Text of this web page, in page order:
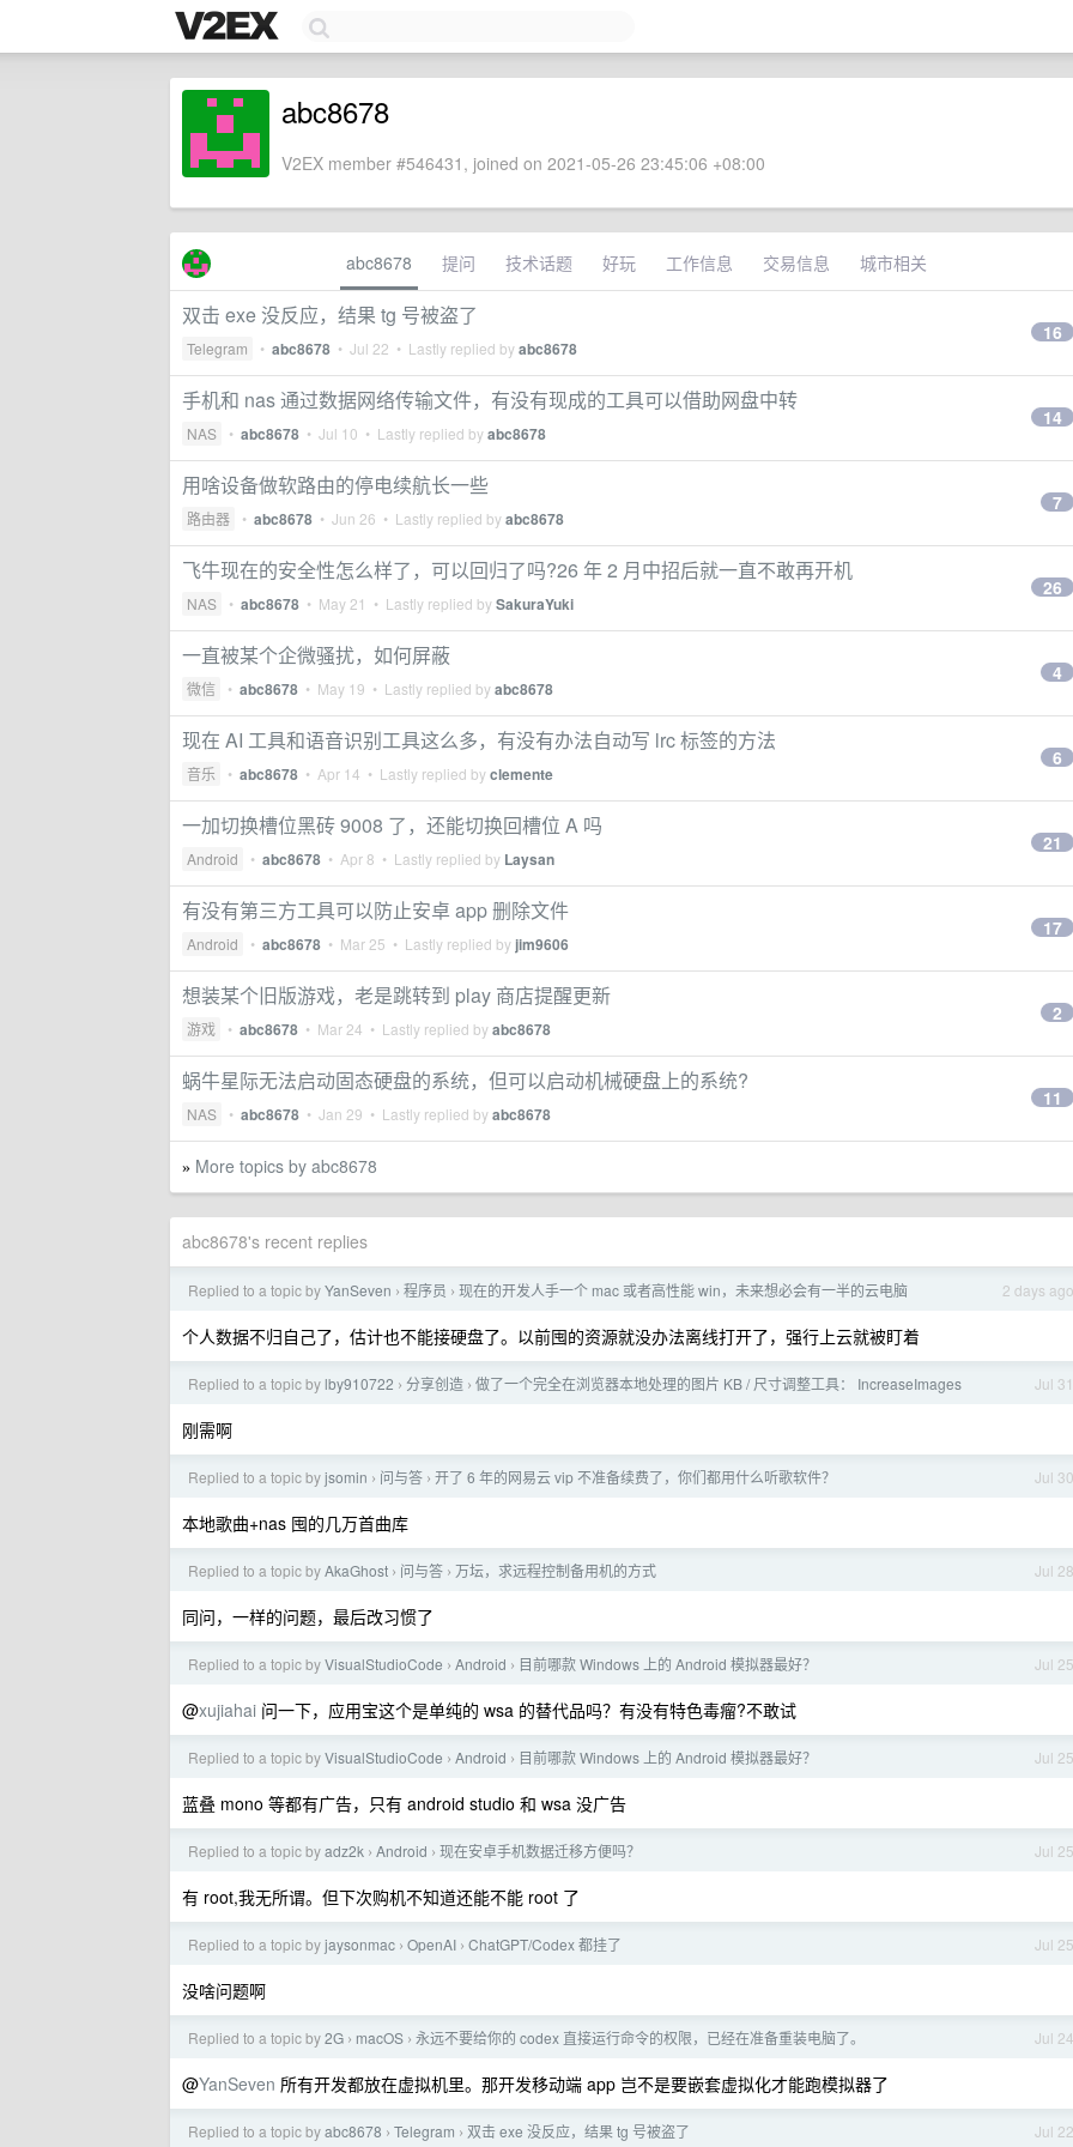
abc8678
V2EX member #546431, joined on 2021-05-26 23:45:06 +08:00
abc8678 提问 技术话题 好玩 工作信息 交易信息 城市相关
双击 exe 没反应，结果 tg 号被盗了
Telegram • abc8678 • Jul 22 • Lastly replied byabc8678
16
手机和 nas 通过数据网络传输文件，有没有现成的工具可以借助网盘中转
NAS • abc8678 • Jul 10 • Lastly replied byabc8678
14
用啥设备做软路由的停电续航长一些
路由器 • abc8678 • Jun 26 • Lastly replied byabc8678
7
飞牛现在的安全性怎么样了，可以回归了吗?26 年 2 月中招后就一直不敢再开机
NAS • abc8678 • May 21 • Lastly replied bySakuraYuki
26
一直被某个企微骚扰，如何屏蔽
微信 • abc8678 • May 19 • Lastly replied byabc8678
4
现在 AI 工具和语音识别工具这么多，有没有办法自动写 lrc 标签的方法
音乐 • abc8678 • Apr 14 • Lastly replied byclemente
6
一加切换槽位黑砖 9008 了，还能切换回槽位 A 吗
Android • abc8678 • Apr 8 • Lastly replied by Laysan
21
有没有第三方工具可以防止安卓 app 删除文件
Android • abc8678 • Mar 25 • Lastly replied by jim9606
17
想装某个旧版游戏，老是跳转到 play 商店提醒更新
游戏 • abc8678 • Mar 24 • Lastly replied byabc8678
2
蜗牛星际无法启动固态硬盘的系统，但可以启动机械硬盘上的系统?
NAS • abc8678 • Jan 29 • Lastly replied byabc8678
11
» More topics by abc8678
abc8678's recent replies
2 days ago
Replied to a topic byYanSeven › 程序员 › 现在的开发人手一个 mac 或者高性能 win，未来想必会有一半的云电脑
个人数据不归自己了，估计也不能接硬盘了。以前囤的资源就没办法离线打开了，强行上云就被盯着
Jul 31
Replied to a topic by lby910722 › 分享创造 › 做了一个完全在浏览器本地处理的图片 KB / 尺寸调整工具： IncreaseImages
刚需啊
Jul 30
Replied to a topic byjsomin › 问与答 › 开了 6 年的网易云 vip 不准备续费了，你们都用什么听歌软件？
本地歌曲+nas 囤的几万首曲库
Jul 28
Replied to a topic byAkaGhost › 问与答 › 万坛，求远程控制备用机的方式
同问，一样的问题，最后改习惯了
Jul 25
Replied to a topic byVisualStudioCode › Android › 目前哪款 Windows 上的 Android 模拟器最好？
@xujiahai 问一下，应用宝这个是单纯的 wsa 的替代品吗？有没有特色毒瘤?不敢试
Jul 25
Replied to a topic byVisualStudioCode › Android › 目前哪款 Windows 上的 Android 模拟器最好？
蓝叠 mono 等都有广告，只有 android studio 和 wsa 没广告
Jul 25
Replied to a topic byadz2k › Android › 现在安卓手机数据迁移方便吗？
有 root,我无所谓。但下次购机不知道还能不能 root 了
Jul 25
Replied to a topic byjaysonmac › OpenAI › ChatGPT/Codex 都挂了
没啥问题啊
Jul 24
Replied to a topic by2G › macOS › 永远不要给你的 codex 直接运行命令的权限，已经在准备重装电脑了。
@YanSeven 所有开发都放在虚拟机里。那开发移动端 app 岂不是要嵌套虚拟化才能跑模拟器了
Jul 22
Replied to a topic byabc8678 › Telegram › 双击 exe 没反应，结果 tg 号被盗了